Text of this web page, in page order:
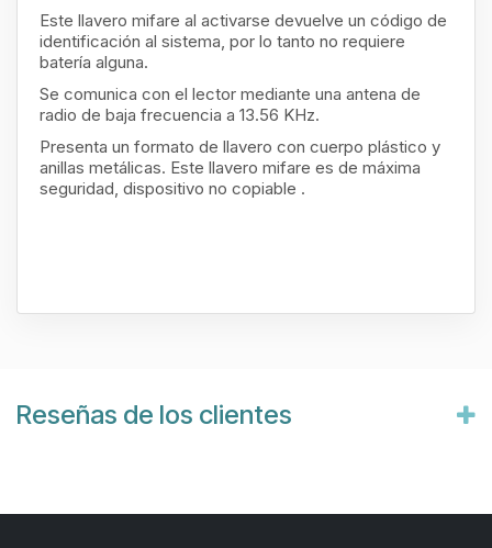
Este llavero mifare al activarse devuelve un código de
identificación al sistema, por lo tanto no requiere
batería alguna.
Se comunica con el lector mediante una antena de
radio de baja frecuencia a 13.56 KHz.
Presenta un formato de llavero con cuerpo plástico y
anillas metálicas. Este llavero mifare es de máxima
seguridad, dispositivo no copiable .
Reseñas de los clientes